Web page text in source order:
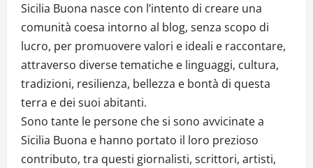
Sicilia Buona nasce con l’intento di creare una
comunità coesa intorno al blog, senza scopo di
lucro, per promuovere valori e ideali e raccontare,
attraverso diverse tematiche e linguaggi, cultura,
tradizioni, resilienza, bellezza e bontà di questa
terra e dei suoi abitanti.
Sono tante le persone che si sono avvicinate a
Sicilia Buona e hanno portato il loro prezioso
contributo, tra questi giornalisti, scrittori, artisti,